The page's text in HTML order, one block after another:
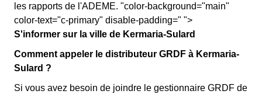
les rapports de l'ADEME. "color-background="main"
color-text="c-primary" disable-padding=" ">
S'informer sur la ville de Kermaria-Sulard
Comment appeler le distributeur GRDF à Kermaria-
Sulard ?
Si vous avez besoin de joindre le gestionnaire GRDF de